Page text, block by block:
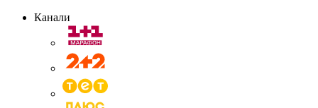
Канали